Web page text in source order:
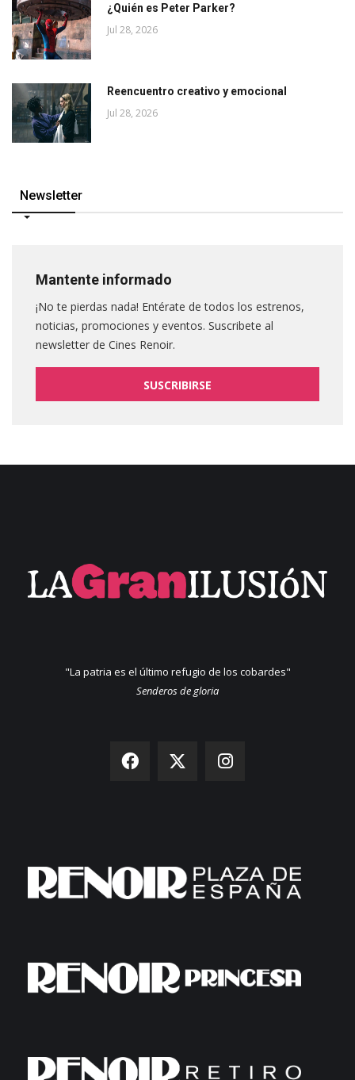
¿Quién es Peter Parker?
Jul 28, 2026
Reencuentro creativo y emocional
Jul 28, 2026
Newsletter
Mantente informado
¡No te pierdas nada! Entérate de todos los estrenos,
noticias, promociones y eventos. Suscribete al
newsletter de Cines Renoir.
SUSCRIBIRSE
"La patria es el último refugio de los cobardes"
Senderos de gloria